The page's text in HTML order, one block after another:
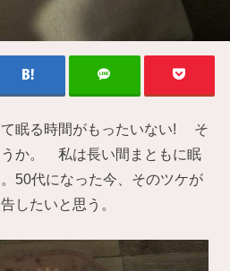
て眠る時間がもったいない! そ
うか。 私は長い間まともに眠
50代になった今、そのツケが
したいと思う。